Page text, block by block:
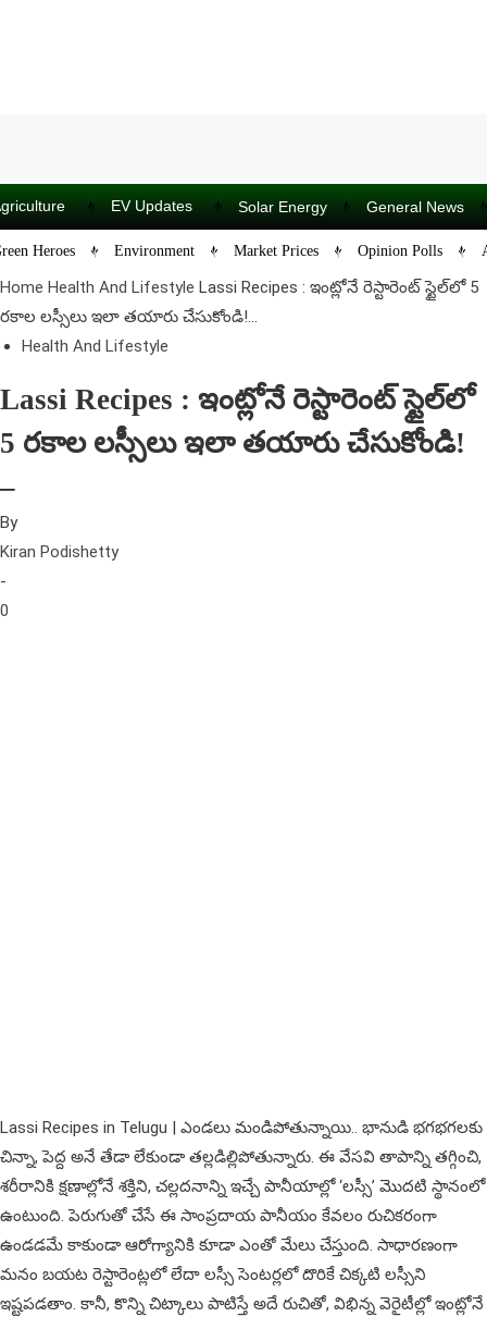
EV Updates Solar Energy General News
Heroes Environment Market Prices Opinion Polls
Home Health And Lifestyle Lassi Recipes : ఇంట్లోనే రెస్టారెంట్ స్టైల్‌లో 5
రకాల లస్సీలు ఇలా తయారు చేసుకోండి!...
Health And Lifestyle
Lassi Recipes : ఇంట్లోనే రెస్టారెంట్ స్టైల్‌లో
5 రకాల లస్సీలు ఇలా తయారు చేసుకోండి! ‌‌
–
By
Kiran Podishetty
-
0
Lassi Recipes in Telugu | ఎండలు మండిపోతున్నాయి.. భానుడి భగభగలకు
చిన్నా, పెద్ద అనే తేడా లేకుండా తల్లడిల్లిపోతున్నారు. ఈ వేసవి తాపాన్ని తగ్గించి,
శరీరానికి క్షణాల్లోనే శక్తిని, చల్లదనాన్ని ఇచ్చే పానీయాల్లో ‘లస్సీ’ మొదటి స్థానంలో
ఉంటుంది. పెరుగుతో చేసే ఈ సాంప్రదాయ పానీయం కేవలం రుచికరంగా
ఉండడమే కాకుండా ఆరోగ్యానికి కూడా ఎంతో మేలు చేస్తుంది. సాధారణంగా
మనం బయట రెస్టారెంట్లలో లేదా లస్సీ సెంటర్లలో దొరికే చిక్కటి లస్సీని
ఇష్టపడతాం. కానీ, కొన్ని చిట్కాలు పాటిస్తే అదే రుచితో, విభిన్న వెరైటీల్లో ఇంట్లోనే